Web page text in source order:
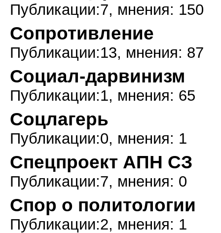
Публикации:7, мнения: 150
Сопротивление
Публикации:13, мнения: 87
Социал-дарвинизм
Публикации:1, мнения: 65
Соцлагерь
Публикации:0, мнения: 1
Спецпроект АПН СЗ
Публикации:7, мнения: 0
Спор о политологии
Публикации:2, мнения: 1